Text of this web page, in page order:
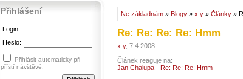
Ne základnám » Blogy » x y » Články »
Re: Re: Re: Re: Hmm
x y, 7.4.2008
Článek reaguje na:
Jan Chalupa - Re: Re: Re: Hmm
Přihlášení
Login:
Heslo:
Přihlásit automaticky při
příští návštěvě.